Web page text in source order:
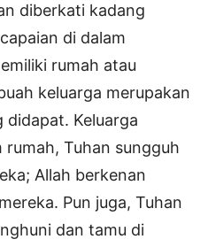
diberkati kadang
di dalam
rumah atau
keluarga merupakan
didapat. Keluarga
Tuhan sungguh
Allah berkenan
Pun juga, Tuhan
dan tamu di